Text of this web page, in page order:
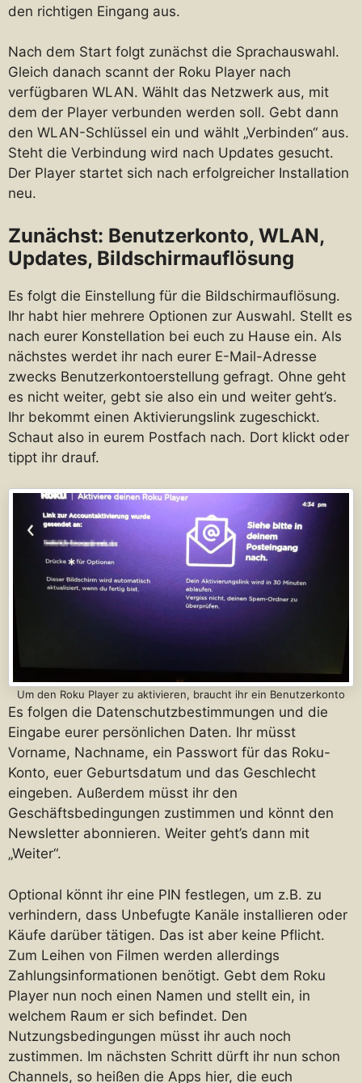
den richtigen Eingang aus.
Nach dem Start folgt zunächst die Sprachauswahl.
Gleich danach scannt der Roku Player nach
verfügbaren WLAN. Wählt das Netzwerk aus, mit
dem der Player verbunden werden soll. Gebt dann
den WLAN-Schlüssel ein und wählt „Verbinden“ aus.
Steht die Verbindung wird nach Updates gesucht.
Der Player startet sich nach erfolgreicher Installation
neu.
Zunächst: Benutzerkonto, WLAN,
Updates, Bildschirmauflösung
Es folgt die Einstellung für die Bildschirmauflösung.
Ihr habt hier mehrere Optionen zur Auswahl. Stellt es
nach eurer Konstellation bei euch zu Hause ein. Als
nächstes werdet ihr nach eurer E-Mail-Adresse
zwecks Benutzerkontoerstellung gefragt. Ohne geht
es nicht weiter, gebt sie also ein und weiter geht’s.
Ihr bekommt einen Aktivierungslink zugeschickt.
Schaut also in eurem Postfach nach. Dort klickt oder
tippt ihr drauf.
Um den Roku Player zu aktivieren, braucht ihr ein Benutzerkonto
Es folgen die Datenschutzbestimmungen und die
Eingabe eurer persönlichen Daten. Ihr müsst
Vorname, Nachname, ein Passwort für das Roku-
Konto, euer Geburtsdatum und das Geschlecht
eingeben. Außerdem müsst ihr den
Geschäftsbedingungen zustimmen und könnt den
Newsletter abonnieren. Weiter geht’s dann mit
„Weiter“.
Optional könnt ihr eine PIN festlegen, um z.B. zu
verhindern, dass Unbefugte Kanäle installieren oder
Käufe darüber tätigen. Das ist aber keine Pflicht.
Zum Leihen von Filmen werden allerdings
Zahlungsinformationen benötigt. Gebt dem Roku
Player nun noch einen Namen und stellt ein, in
welchem Raum er sich befindet. Den
Nutzungsbedingungen müsst ihr auch noch
zustimmen. Im nächsten Schritt dürft ihr nun schon
Channels, so heißen die Apps hier, die euch